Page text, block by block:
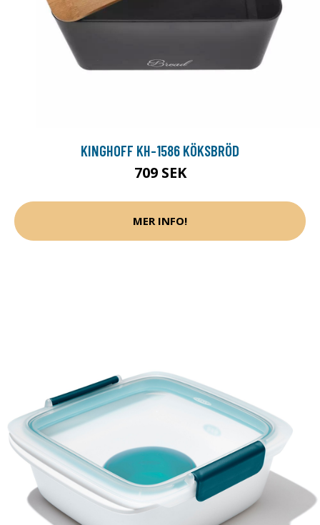
KINGHOFF KH-1586 KÖKSBRÖD
709 SEK
MER INFO!